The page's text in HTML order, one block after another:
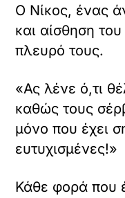
Ο Νίκος, ένας
και αίσθηση
πλευρό τους.
«Ας λένε ό,τι
καθώς τους
μόνο που έχει
ευτυχισμένες!»
Κάθε φορά που